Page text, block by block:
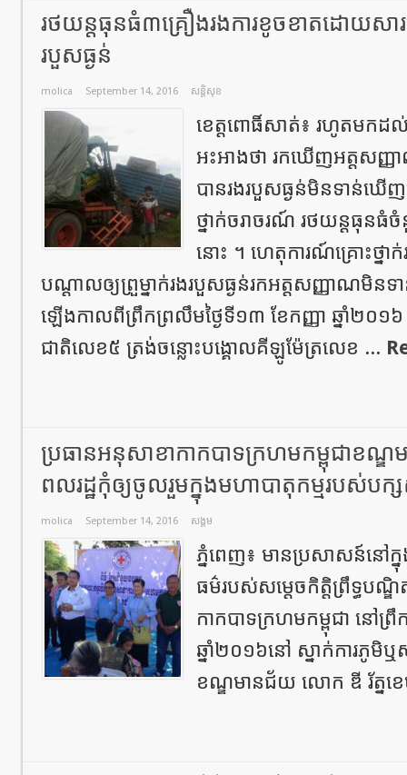
រថយន្តធុនធំ៣គ្រឿងរងការខូចខាតដោយសារ
របួសធ្ងន់
molica September 14, 2016 សន្តិសុខ
ខេត្តពោធិ៍សាត់៖ រហូតមកដល់
អះអាងថា រកឃើញអត្តសញ្ញ
បានរងរបួសធ្ងន់មិនទាន់ឃើ
ថ្នាក់ចរាចរណ៍ រថយន្តធុនធំ
នោះ ។ ហេតុការណ៍គ្រោះថ្នា
បណ្ដាលឲ្យព្រួម្នាក់រងរបួសធ្ងន់រកអត្តសញ្ញាណមិន
ឡើងកាលពីព្រឹកព្រលឹមថ្ងៃទី១៣ ខែកញ្ញា ឆ្នាំ២០១
ជាតិលេខ៥ ត្រង់ចន្លោះបង្គោលគីឡូម៉ែត្រលេខ ...
ប្រធានអនុសាខាកាកបាទក្រហមកម្ពុជាខណ្
ពលរដ្ឋកុំឲ្យចូលរួមក្នុងមហាបាតុកម្មរបស់បក្ស
molica September 14, 2016 សង្គម
ភ្នំពេញ៖ មានប្រសាសន៍ន
ធម៌របស់សម្តេចកិតិ្តព្រឹទ្ធប
កាកបាទក្រហមកម្ពុជា នៅព្រឹ
ឆ្នាំ២០១៦នៅ ស្នាក់ការភូមិ
ខណ្ឌមានជ័យ លោក ឌី រ័ត្ន